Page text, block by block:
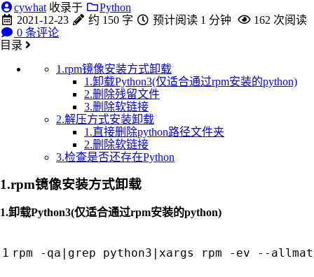
cywhat 收录于
Python
2021-12-23
约 150 字 预计阅读 1 分钟 162 次阅读
0 条评论
目录
1.rpm镜像安装方式卸载
1.卸载Python3(仅适合通过rpm安装的python)
2.删除残留文件
3.删除软链接
2.解压方式安装卸载
1.直接删除python路径文件夹
2.删除软链接
3.检查是否还存在Python
1.rpm镜像安装方式卸载
1.卸载Python3(仅适合通过rpm安装的python)
rpm -qa | grep python3 |